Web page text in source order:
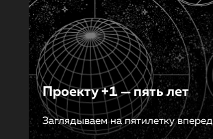
Проекту +1 — пять лет
Заглядываем на пятилетку вперед